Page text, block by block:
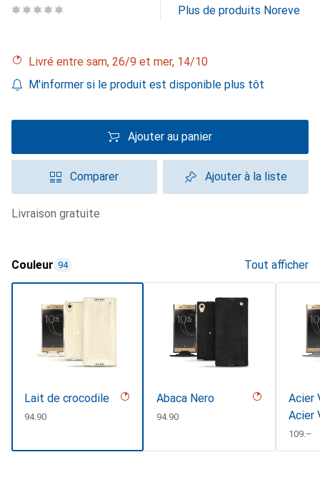
Plus de produits Noreve
Livré entre sam, 26/9 et mer, 14/10
M'informer si le produit est disponible plus tôt
Ajouter au panier
Comparer Ajouter à la liste
livraison gratuite
Couleur 94 Tout afficher
Lait de crocodile
CHF
94.90
Abaca Nero
CHF
94.90
Acier
Acier
CHF
109.–